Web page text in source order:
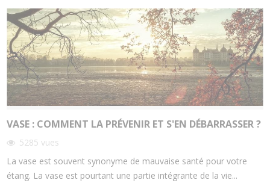
VASE : COMMENT LA PRÉVENIR ET S'EN DÉBARRASSER ?
5285vues
La vase est souvent synonyme de mauvaise santé pour votre
étang. La vase est pourtant une partie intégrante de la vie...